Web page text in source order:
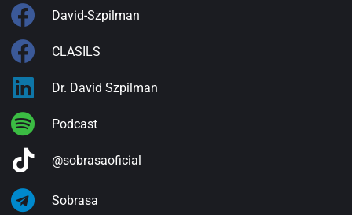
David-Szpilman
CLASILS
Dr. David Szpilman
Podcast
@sobrasaoficial
Sobrasa